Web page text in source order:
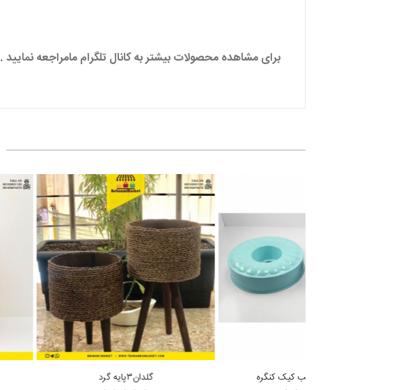
برای مشاهده محصولات بیشتر به کانال تلگرام مامراجعه نمایید .
فروش عمده قالب کیک کنگره
گلدان٣پايه گرد